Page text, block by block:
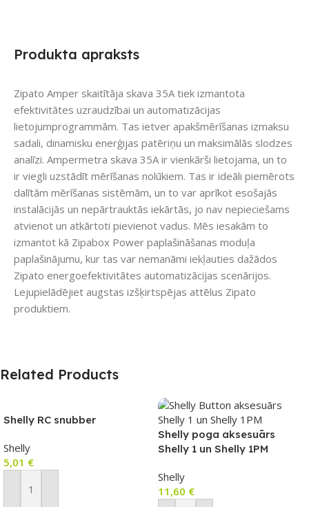
Produkta apraksts
Zipato Amper skaitītāja skava 35A tiek izmantota
efektivitātes uzraudzībai un automatizācijas
lietojumprogrammām. Tas ietver apakšmērīšanas izmaksu
sadali, dinamisku enerģijas patēriņu un maksimālās slodzes
analīzi. Ampermetra skava 35A ir vienkārši lietojama, un to
ir viegli uzstādīt mērīšanas nolūkiem. Tas ir ideāli piemērots
dalītām mērīšanas sistēmām, un to var aprīkot esošajās
instalācijās un nepārtrauktās iekārtās, jo nav nepieciešams
atvienot un atkārtoti pievienot vadus. Mēs iesakām to
izmantot kā Zipabox Power paplašināšanas moduļa
paplašinājumu, kur tas var nemanāmi iekļauties dažādos
Zipato energoefektivitātes automatizācijas scenārijos.
Lejupielādējiet augstas izšķirtspējas attēlus Zipato
produktiem.
Related Products
Shelly RC snubber
Shelly
5,01 €
Pievienot Grozam
Shelly poga aksesuārs
Shelly 1 un Shelly 1PM
Shelly
11,60 €